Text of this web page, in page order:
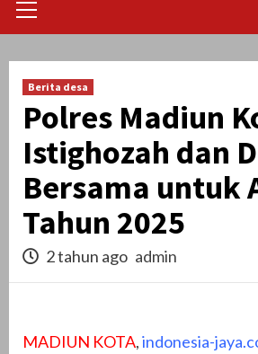
Menu
Berita desa
Polres Madiun
Istighozah dan
Bersama untuk
Tahun 2025
2 tahun ago admin
MADIUN KOTA,indonesia-